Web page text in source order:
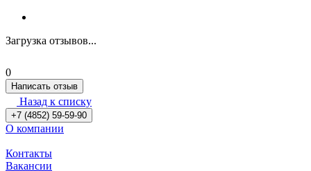
Загрузка отзывов...
0
Написать отзыв
Назад к списку
+7 (4852) 59-59-90
О компании
Контакты
Вакансии